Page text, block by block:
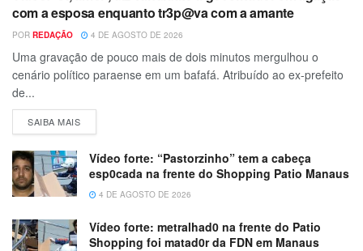
com a esposa enquanto tr3p@va com a amante
POR REDAÇÃO 4 DE AGOSTO DE 2026
Uma gravação de pouco mais de dois minutos mergulhou o
cenário político paraense em um bafafá. Atribuído ao ex-prefeito
de...
SAIBA MAIS
Vídeo forte: “Pastorzinho” tem a cabeça
esp0cada na frente do Shopping Patio Manaus
4 DE AGOSTO DE 2026
Vídeo forte: metralhad0 na frente do Patio
Shopping foi matad0r da FDN em Manaus